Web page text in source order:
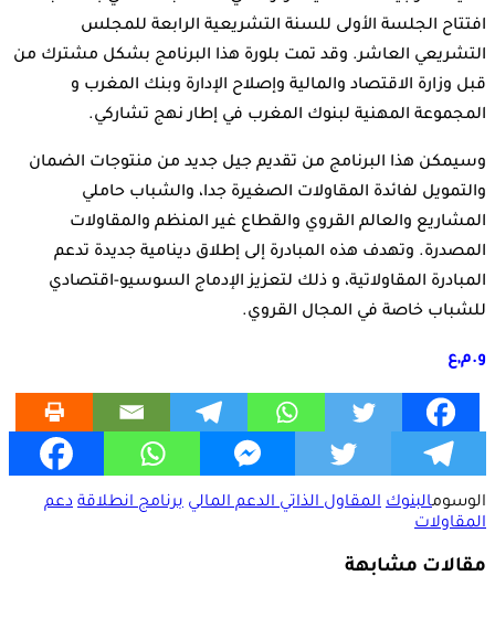
افتتاح الجلسة الأولى للسنة التشريعية الرابعة للمجلس
التشريعي العاشر. وقد تمت بلورة هذا البرنامج بشكل مشترك من
قبل وزارة الاقتصاد والمالية وإصلاح الإدارة وبنك المغرب و
المجموعة المهنية لبنوك المغرب في إطار نهج تشاركي.
وسيمكن هذا البرنامج من تقديم جيل جديد من منتوجات الضمان
والتمويل لفائدة المقاولات الصغيرة جدا، والشباب حاملي
المشاريع والعالم القروي والقطاع غير المنظم والمقاولات
المصدرة. وتهدف هذه المبادرة إلى إطلاق دينامية جديدة تدعم
المبادرة المقاولاتية، و ذلك لتعزيز الإدماج السوسيو-اقتصادي
للشباب خاصة في المجال القروي.
و.م,ع
الوسومالبنوك المقاول الذاتي الدعم المالي برنامج انطلاقة دعم
المقاولات
مقالات مشابهة